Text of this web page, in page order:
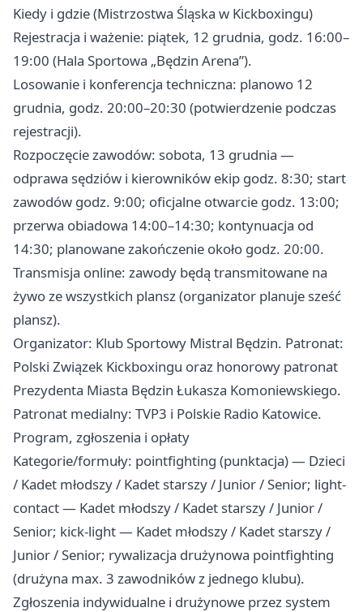
Kiedy i gdzie (Mistrzostwa Śląska w Kickboxingu)
Rejestracja i ważenie: piątek, 12 grudnia, godz. 16:00–
19:00 (Hala Sportowa „Będzin Arena”).
Losowanie i konferencja techniczna: planowo 12
grudnia, godz. 20:00–20:30 (potwierdzenie podczas
rejestracji).
Rozpoczęcie zawodów: sobota, 13 grudnia —
odprawa sędziów i kierowników ekip godz. 8:30; start
zawodów godz. 9:00; oficjalne otwarcie godz. 13:00;
przerwa obiadowa 14:00–14:30; kontynuacja od
14:30; planowane zakończenie około godz. 20:00.
Transmisja online: zawody będą transmitowane na
żywo ze wszystkich plansz (organizator planuje sześć
plansz).
Organizator: Klub Sportowy Mistral Będzin. Patronat:
Polski Związek Kickboxingu oraz honorowy patronat
Prezydenta Miasta Będzin Łukasza Komoniewskiego.
Patronat medialny: TVP3 i Polskie Radio Katowice.
Program, zgłoszenia i opłaty
Kategorie/formuły: pointfighting (punktacja) — Dzieci
/ Kadet młodszy / Kadet starszy / Junior / Senior; light-
contact — Kadet młodszy / Kadet starszy / Junior /
Senior; kick-light — Kadet młodszy / Kadet starszy /
Junior / Senior; rywalizacja drużynowa pointfighting
(drużyna max. 3 zawodników z jednego klubu).
Zgłoszenia indywidualne i drużynowe przez system